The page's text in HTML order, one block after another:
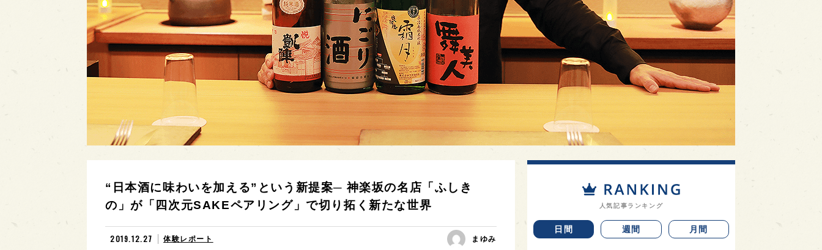
“日本酒に味わいを加える”という新提案─ 神楽坂の名店「ふしき
の」が「四次元SAKEペアリング」で切り拓く新たな世界
2019.12.27 体験レポート まゆみ
人気記事ランキング
日間 週間 月間